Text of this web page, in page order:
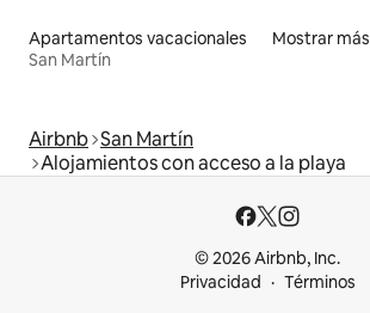
Apartamentos vacacionales
San Martín
Mostrar más
Airbnb San Martín
Alojamientos con acceso a la playa
© 2026 Airbnb, Inc.
Privacidad
Términos